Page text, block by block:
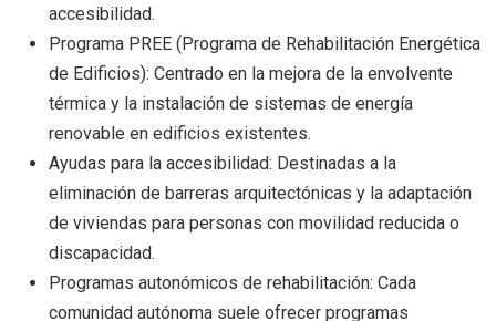
accesibilidad.
Programa PREE (Programa de Rehabilitación Energética
de Edificios): Centrado en la mejora de la envolvente
térmica y la instalación de sistemas de energía
renovable en edificios existentes.
Ayudas para la accesibilidad: Destinadas a la
eliminación de barreras arquitectónicas y la adaptación
de viviendas para personas con movilidad reducida o
discapacidad.
Programas autonómicos de rehabilitación: Cada
comunidad autónoma suele ofrecer programas